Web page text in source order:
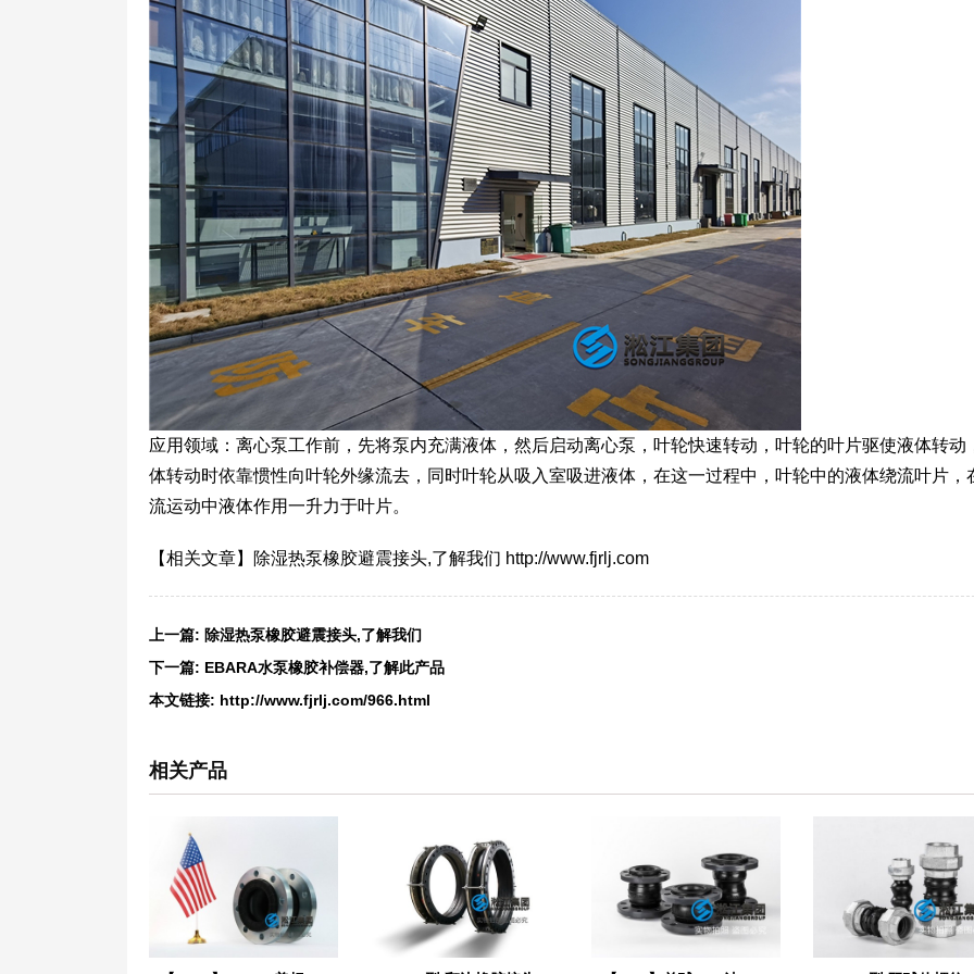
应用领域：离心泵工作前，先将泵内充满液体，然后启动离心泵，叶轮快速转动，叶轮的叶片驱使液体转动
体转动时依靠惯性向叶轮外缘流去，同时叶轮从吸入室吸进液体，在这一过程中，叶轮中的液体绕流叶片，
流运动中液体作用一升力于叶片。
【相关文章】除湿热泵橡胶避震接头,了解我们 http://www.fjrlj.com
上一篇: 除湿热泵橡胶避震接头,了解我们
下一篇: EBARA水泵橡胶补偿器,了解此产品
本文链接: http://www.fjrlj.com/966.html
相关产品